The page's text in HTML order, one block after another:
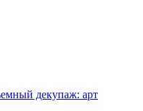
декупаж: арт